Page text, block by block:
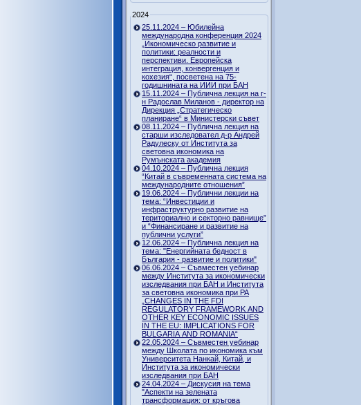
2024
25.11.2024 – Юбилейна
международна конференция 2024
„Икономическо развитие и
политики: реалности и
перспективи. Европейска
интеграция, конвергенция и
кохезия“, посветена на 75-
годишнината на ИИИ при БАН
15.11.2024 – Публична лекция на г-
н Радослав Миланов - директор на
Дирекция „Стратегическо
планиране“ в Министерски съвет
08.11.2024 – Публична лекция на
старши изследовател д-р Андрей
Радулеску от Института за
световна икономика на
Румънската академия
04.10.2024 – Публична лекция
“Китай в съвременната система на
международните отношения”
19.06.2024 – Публични лекции на
тема: “Инвестиции и
инфраструктурно развитие на
териториално и секторно равнище”
и “Финансиране и развитие на
публични услуги”
12.06.2024 – Публична лекция на
тема: "Енергийната бедност в
България - развитие и политики"
06.06.2024 – Съвместен уебинар
между Института за икономически
изследвания при БАН и Института
за световна икономика при РА
„CHANGES IN THE FDI
REGULATORY FRAMEWORK AND
OTHER KEY ECONOMIC ISSUES
IN THE EU: IMPLICATIONS FOR
BULGARIA AND ROMANIA“
22.05.2024 – Съвместен уебинар
между Школата по икономика към
Университета Нанкай, Китай, и
Института за икономически
изследвания при БАН
24.04.2024 – Дискусия на тема
"Аспекти на зелената
трансформация: от кръгова